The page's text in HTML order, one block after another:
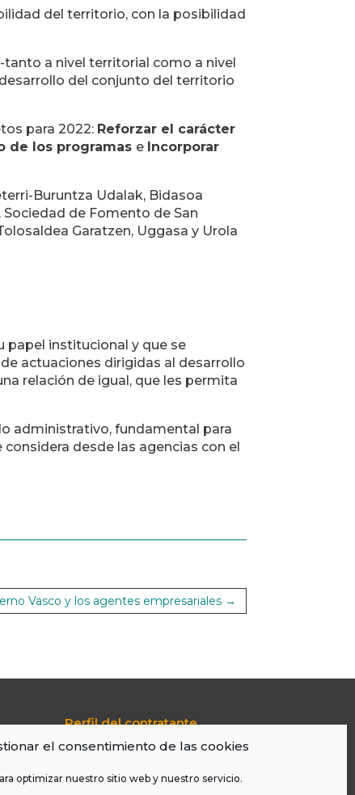
el consentimiento de las cookies
optimizar nuestro sitio web y nuestro servicio.
del territorio, con la posibilidad
a nivel territorial como a nivel
del conjunto del territorio
para 2022: Reforzar el carácter
de los programas e Incorporar
Buruntza Udalak, Bidasoa
de Fomento de San
Garatzen, Uggasa y Urola
papel institucional y que se
actuaciones dirigidas al desarrollo
relación de igual, que les permita
administrativo, fundamental para
desde las agencias con el
Vasco y los agentes empresariales→
Perfil del contratante
Portal de Transparencia
Política De Cookies